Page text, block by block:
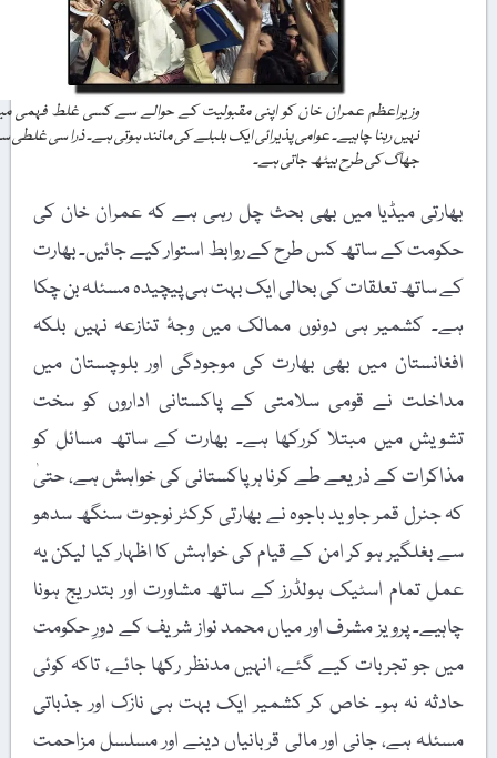
وزیراعظم عمران خان کو اپنی مقبولیت کے حوالے سے کسی غلط فہمی میں
نہیں رہنا چاہیے۔ عوامی پذیرائی ایک بلبلے کی مانند ہوتی ہے۔ ذرا سی غلطی سے
جھاگ کی طرح بیٹھ جاتی ہے۔
بھارتی میڈیا میں بھی بحث چل رہی ہے کہ عمران خان کی
حکومت کے ساتھ کس طرح کے روابط استوار کیے جائیں۔ بھارت
کے ساتھ تعلقات کی بحالی ایک بہت ہی پیچیدہ مسئلہ بن چکا
ہے۔ کشمیر ہی دونوں ممالک میں وجۂ تنازعہ نہیں بلکہ
افغانستان میں بھی بھارت کی موجودگی اور بلوچستان میں
مداخلت نے قومی سلامتی کے پاکستانی اداروں کو سخت
تشویش میں مبتلا کررکھا ہے۔ بھارت کے ساتھ مسائل کو
مذاکرات کے ذریعے طے کرنا ہر پاکستانی کی خواہش ہے، حتیٰ
کہ جنرل قمر جاوید باجوہ نے بھارتی کرکٹر نوجوت سنگھ سدھو
سے بغلگیر ہو کر امن کے قیام کی خواہش کا اظہار کیا لیکن یہ
عمل تمام اسٹیک ہولڈرز کے ساتھ مشاورت اور بتدریج ہونا
چاہیے۔ پرویز مشرف اور میاں محمد نواز شریف کے دورِ حکومت
میں جو تجربات کیے گئے، انہیں مدنظر رکھا جائے، تاکہ کوئی
حادثہ نہ ہو۔ خاص کر کشمیر ایک بہت ہی نازک اور جذباتی
مسئلہ ہے، جانی اور مالی قربانیاں دینے اور مسلسل مزاحمت